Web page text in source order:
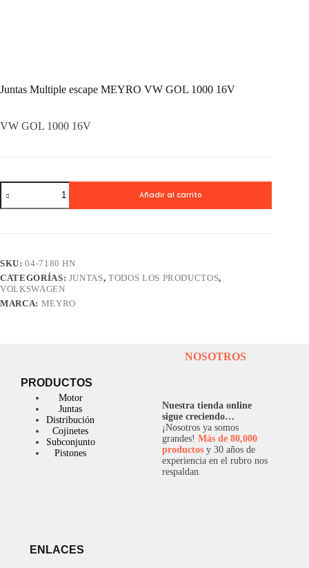
Juntas Multiple escape MEYRO VW GOL 1000 16V
VW GOL 1000 16V
Juntas
Multiple
escape
16V
cantidad
Añadir al carrito
SKU:04-7180 HN
CATEGORÍAS: JUNTAS,TODOS LOS PRODUCTOS,
VOLKSWAGEN
MARCA: MEYRO
PRODUCTOS
Motor
Juntas
Distribución
Cojinetes
Subconjunto
Pistones
NOSOTROS
Nuestra tienda online
sigue creciendo…
¡Nosotros ya somos
grandes!Más de 80,000
productos y 30 años de
experiencia en el rubro nos
respaldan.
ENLACES